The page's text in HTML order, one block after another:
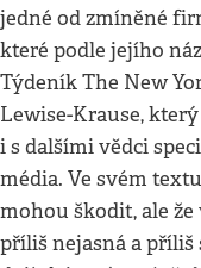
jedné od zmíněné
které podle jejího
Týdeník The New
Lewise-Krause,
i s dalšími vědci
média. Ve svém
mohou škodit, ale
příliš nejasná a příliš